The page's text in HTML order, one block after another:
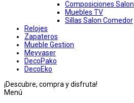
Composiciones Salon
Muebles TV
Sillas Salon Comedor
Relojes
Zapateros
Mueble Gestion
Meyvaser
DecoPako
DecoEko
¡Descubre, compra y disfruta!
Menú